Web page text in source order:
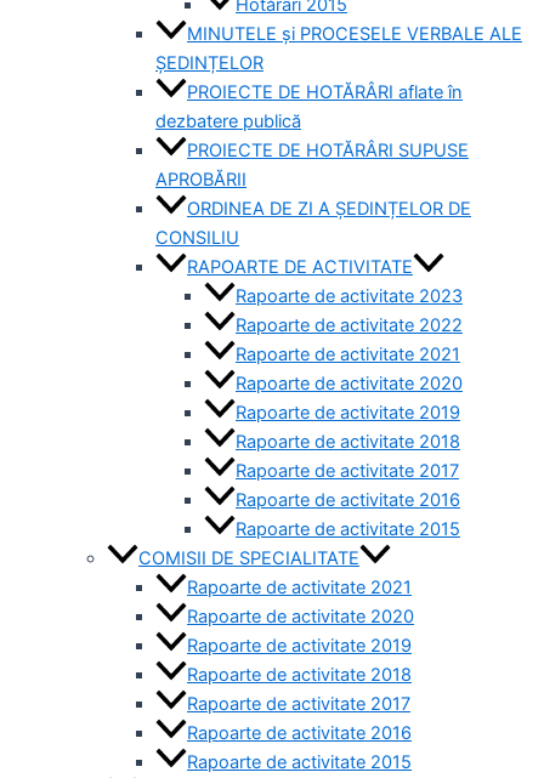
MINUTELE și PROCESELE VERBALE ALE
ȘEDINȚELOR
PROIECTE DE HOTĂRÂRI aflate în
dezbatere publică
PROIECTE DE HOTĂRÂRI SUPUSE
APROBĂRII
ORDINEA DE ZI A ȘEDINȚELOR DE
CONSILIU
RAPOARTE DE ACTIVITATE
Rapoarte de activitate 2023
Rapoarte de activitate 2022
Rapoarte de activitate 2021
Rapoarte de activitate 2020
Rapoarte de activitate 2019
Rapoarte de activitate 2018
Rapoarte de activitate 2017
Rapoarte de activitate 2016
Rapoarte de activitate 2015
COMISII DE SPECIALITATE
Rapoarte de activitate 2021
Rapoarte de activitate 2020
Rapoarte de activitate 2019
Rapoarte de activitate 2018
Rapoarte de activitate 2017
Rapoarte de activitate 2016
Rapoarte de activitate 2015